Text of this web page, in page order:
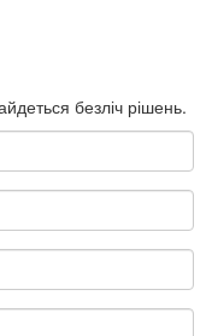
безліч рішень.